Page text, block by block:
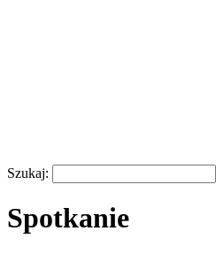
Szukaj:
Spotkanie